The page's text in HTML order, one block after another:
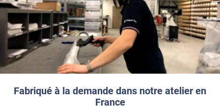
Fabriqué à la demande dans notre atelier en
France
Exemple: pour une façade de60 x 80 cm avec des bords de2
cm, vous devez saisir64 x 84 cm(60+2+2 et 80+2+2).